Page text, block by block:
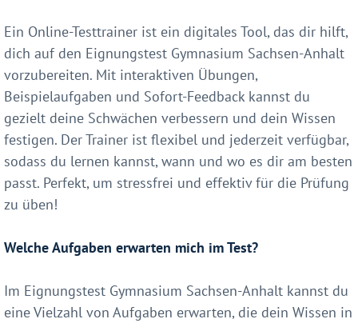
Ein Online-Testtrainer ist ein digitales Tool, das dir hilft,
dich auf den Eignungstest Gymnasium Sachsen-Anhalt
vorzubereiten. Mit interaktiven Übungen,
Beispielaufgaben und Sofort-Feedback kannst du
gezielt deine Schwächen verbessern und dein Wissen
festigen. Der Trainer ist flexibel und jederzeit verfügbar,
sodass du lernen kannst, wann und wo es dir am besten
passt. Perfekt, um stressfrei und effektiv für die Prüfung
zu üben!
Welche Aufgaben erwarten mich im Test?
Im Eignungstest Gymnasium Sachsen-Anhalt kannst du
eine Vielzahl von Aufgaben erwarten, die dein Wissen in